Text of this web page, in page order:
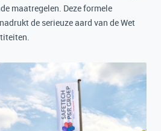
maatregelen. Deze formele
de serieuze aard van de Wet